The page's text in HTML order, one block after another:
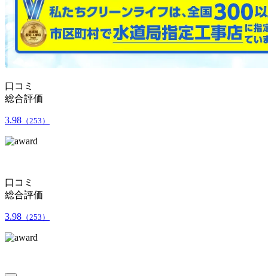
口コミ
総合評価
3.98 （253）
口コミ
総合評価
3.98 （253）